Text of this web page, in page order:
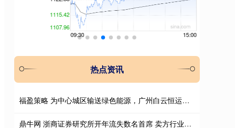
热点资讯
福盈策略 为中心城区输送绿色能源，广州白云恒运天然气发电厂正式投产
鼎牛网 浙商证券研究所开年流失数名首席 卖方行业迎来新一轮“洗牌”